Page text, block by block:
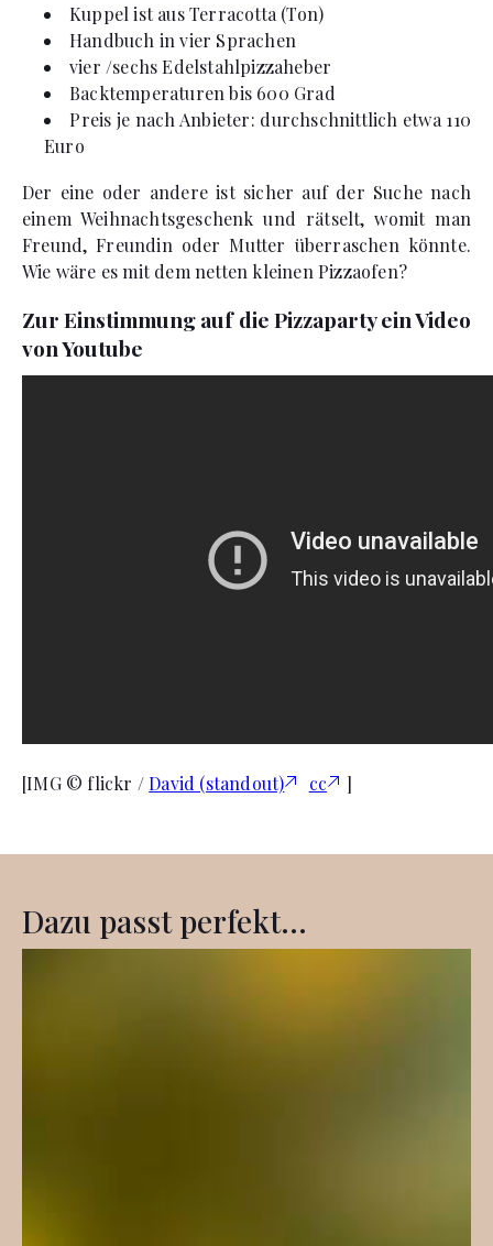
Kuppel ist aus Terracotta (Ton)
Handbuch in vier Sprachen
vier /sechs Edelstahlpizzaheber
Backtemperaturen bis 600 Grad
Preis je nach Anbieter: durchschnittlich etwa 110
Euro
Der eine oder andere ist sicher auf der Suche nach
einem Weihnachtsgeschenk und rätselt, womit man
Freund, Freundin oder Mutter überraschen könnte.
Wie wäre es mit dem netten kleinen Pizzaofen?
Zur Einstimmung auf die Pizzaparty ein Video
von Youtube
[IMG © flickr /David (standout) cc ]
Dazu passt perfekt...